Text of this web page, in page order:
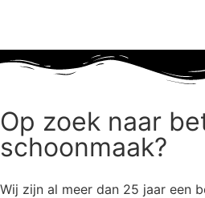
Op zoek naar
schoonmaak?
Wij zijn al meer dan 25 jaar een